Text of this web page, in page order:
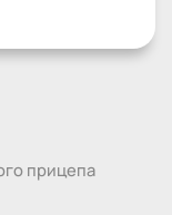
прицепа